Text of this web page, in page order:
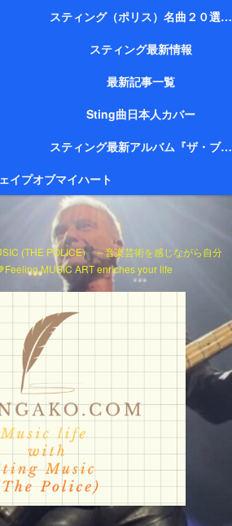
(THE POLICE) ～音楽芸術を感じながら自分
MUSIC ART enriches your life
スティング（ポリス）名曲２０選（代表作）
スティング最新情報
最新記事一覧
Sting曲日本人カバー
スティング最新アルバム『ザ・ブリッジ』
イプオブマイハート